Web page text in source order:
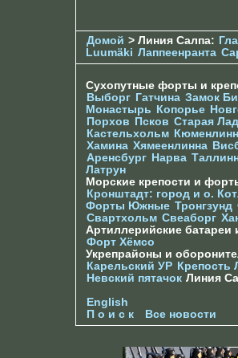
Домой > Линия Салпа:
Luumäki Лаппеенранта
Сухопутные форты и
Выборг Гатчина Замок
Монастырь
Копорье
Порхов
Псков Старая
Кастельхольм
Хамина Хямеенлинна
Аренсбург Нарва
Латрун
Морские крепости и
Кронштадт: город и о.
Форты Южные Тронгзунд
Свартхольм Свеаборг
Артиллерийские батареи
Форт Хёмсо
Укрепрайоны и
Карельский УР Крепость
Невский пятачок Линия
English
П о и с к
Все новости